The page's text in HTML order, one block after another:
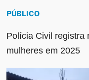
PÚBLICO
Polícia Civil registra
mulheres em 2025